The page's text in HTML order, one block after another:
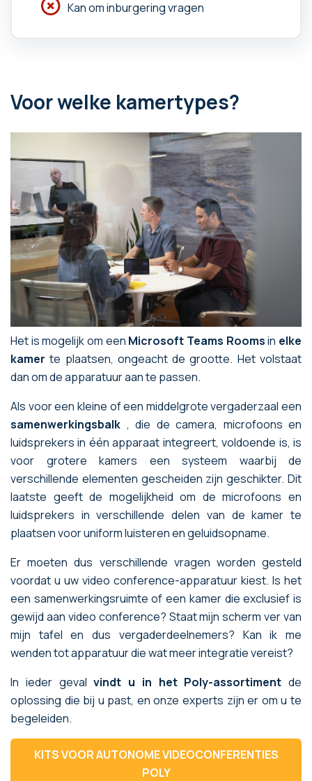
Kan om inburgering vragen
Voor welke kamertypes?
Het is mogelijk om een Microsoft Teams Roomsin elke
kamer te plaatsen, ongeacht de grootte. Het volstaat
dan om de apparatuur aan te passen.
Als voor een kleine of een middelgrote vergaderzaal een
samenwerkingsbalk , die de camera, microfoons en
luidsprekers in één apparaat integreert, voldoende is, is
voor grotere kamers een systeem waarbij de
verschillende elementen gescheiden zijn geschikter. Dit
laatste geeft de mogelijkheid om de microfoons en
luidsprekers in verschillende delen van de kamer te
plaatsen voor uniform luisteren en geluidsopname.
Er moeten dus verschillende vragen worden gesteld
voordat u uw video conference-apparatuur kiest. Is het
een samenwerkingsruimte of een kamer die exclusief is
gewijd aan video conference? Staat mijn scherm ver van
mijn tafel en dus vergaderdeelnemers? Kan ik me
wenden tot apparatuur die wat meer integratie vereist?
In ieder gevalvindt u in het Poly-assortiment de
oplossing die bij u past, en onze experts zijn er om u te
begeleiden.
KITS VOOR AUTONOME VIDEOCONFERENTIES
POLY